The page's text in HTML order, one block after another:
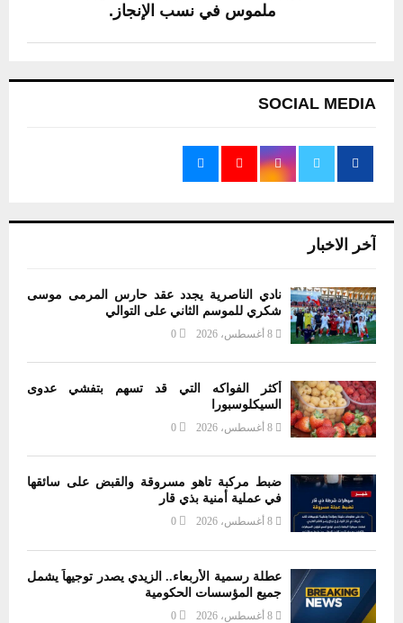
ملموس في نسب الإنجاز.
SOCIAL MEDIA
آخر الاخبار
نادي الناصرية يجدد عقد حارس المرمى موسى
شكري للموسم الثاني على التوالي
8 أغسطس، 2026 0
أكثر الفواكه التي قد تسهم بتفشي عدوى
السيكلوسبورا
8 أغسطس، 2026 0
ضبط مركبة تاهو مسروقة والقبض على سائقها
في عملية أمنية بذي قار
8 أغسطس، 2026 0
عطلة رسمية الأربعاء.. الزيدي يصدر توجيهاً يشمل
جميع المؤسسات الحكومية
8 أغسطس، 2026 0